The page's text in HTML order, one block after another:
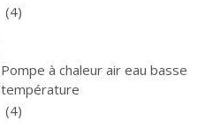
(4)
Pompe à chaleur air eau basse
température
(4)